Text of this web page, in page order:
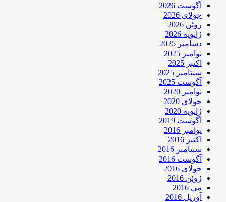
آگوست 2026
جولای 2026
ژوئن 2026
ژانویه 2026
دسامبر 2025
نوامبر 2025
اکتبر 2025
سپتامبر 2025
آگوست 2025
نوامبر 2020
جولای 2020
ژانویه 2020
آگوست 2019
نوامبر 2016
اکتبر 2016
سپتامبر 2016
آگوست 2016
جولای 2016
ژوئن 2016
می 2016
آوریل 2016